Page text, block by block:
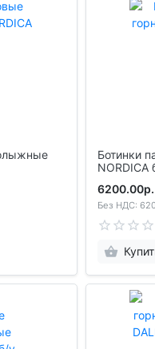
Ботинки парковые горнолыжные
NORDICA
6200.00р.
Без НДС: